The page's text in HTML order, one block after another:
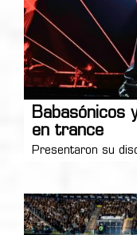
Babasónicos
en trance
Presentaron su